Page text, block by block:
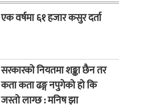
एक वर्षमा ६१ हजार कसुर दर्ता
सरकारको नियतमा शङ्का छैन तर
कता कता ढङ्ग नपुगेको हो कि
जस्तो लाग्छ : मनिष झा